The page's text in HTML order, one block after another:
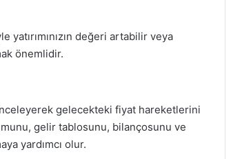
yatırımınızın değeri artabilir veya
önemlidir.
gelecekteki fiyat hareketlerini
gelir tablosunu, bilançosunu ve
yardımcı olur.